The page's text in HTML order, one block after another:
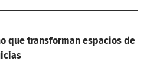
que transforman espacios de